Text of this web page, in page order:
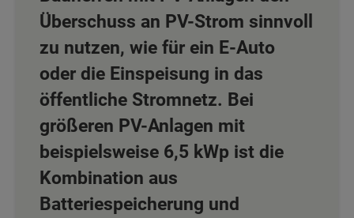
Überschuss an PV-Strom sinnvoll
zu nutzen, wie für ein E-Auto
oder die Einspeisung in das
öffentliche Stromnetz. Bei
größeren PV-Anlagen mit
beispielsweise 6,5 kWp ist die
Kombination aus
Batteriespeicherung und